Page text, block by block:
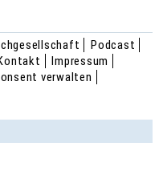
Podcast
Impressum
verwalten